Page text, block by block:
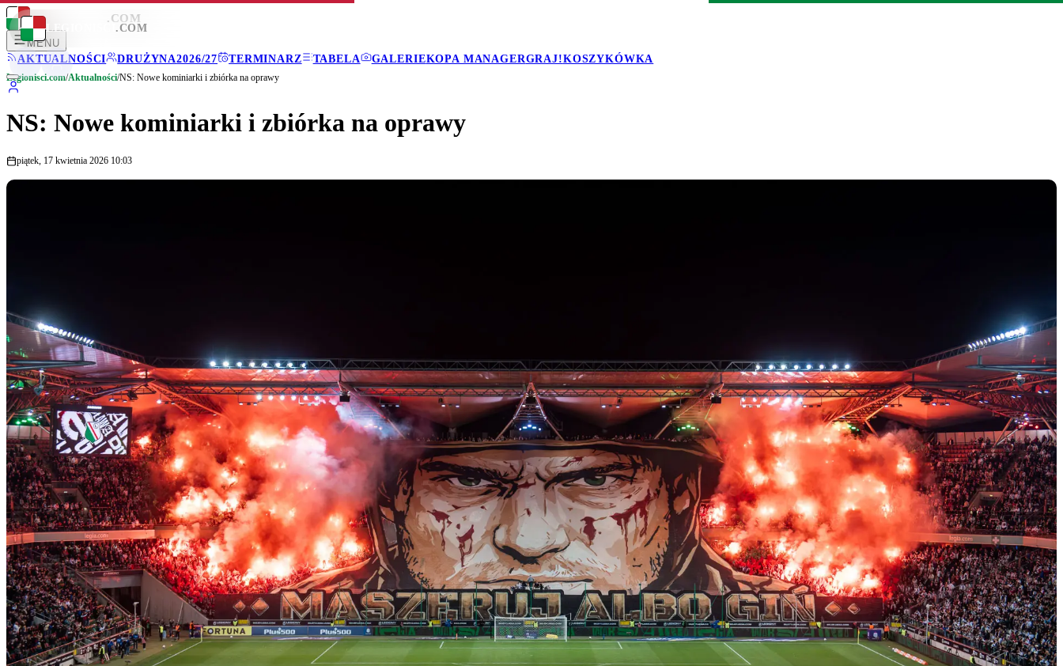
LEGIONISCI .COM
MENU
AKTUALNOŚCI
DRUŻYNA2026/27 TERMINARZ TABELA GALERIEKOPA MANAGERGRAJ!KOSZYKÓWKA
LEGIONISCI .COM
Legionisci.com/Aktualności/NS: Nowe kominiarki i zbiórka na oprawy
NS: Nowe kominiarki i zbiórka na oprawy
piątek, 17 kwietnia 2026 10:03